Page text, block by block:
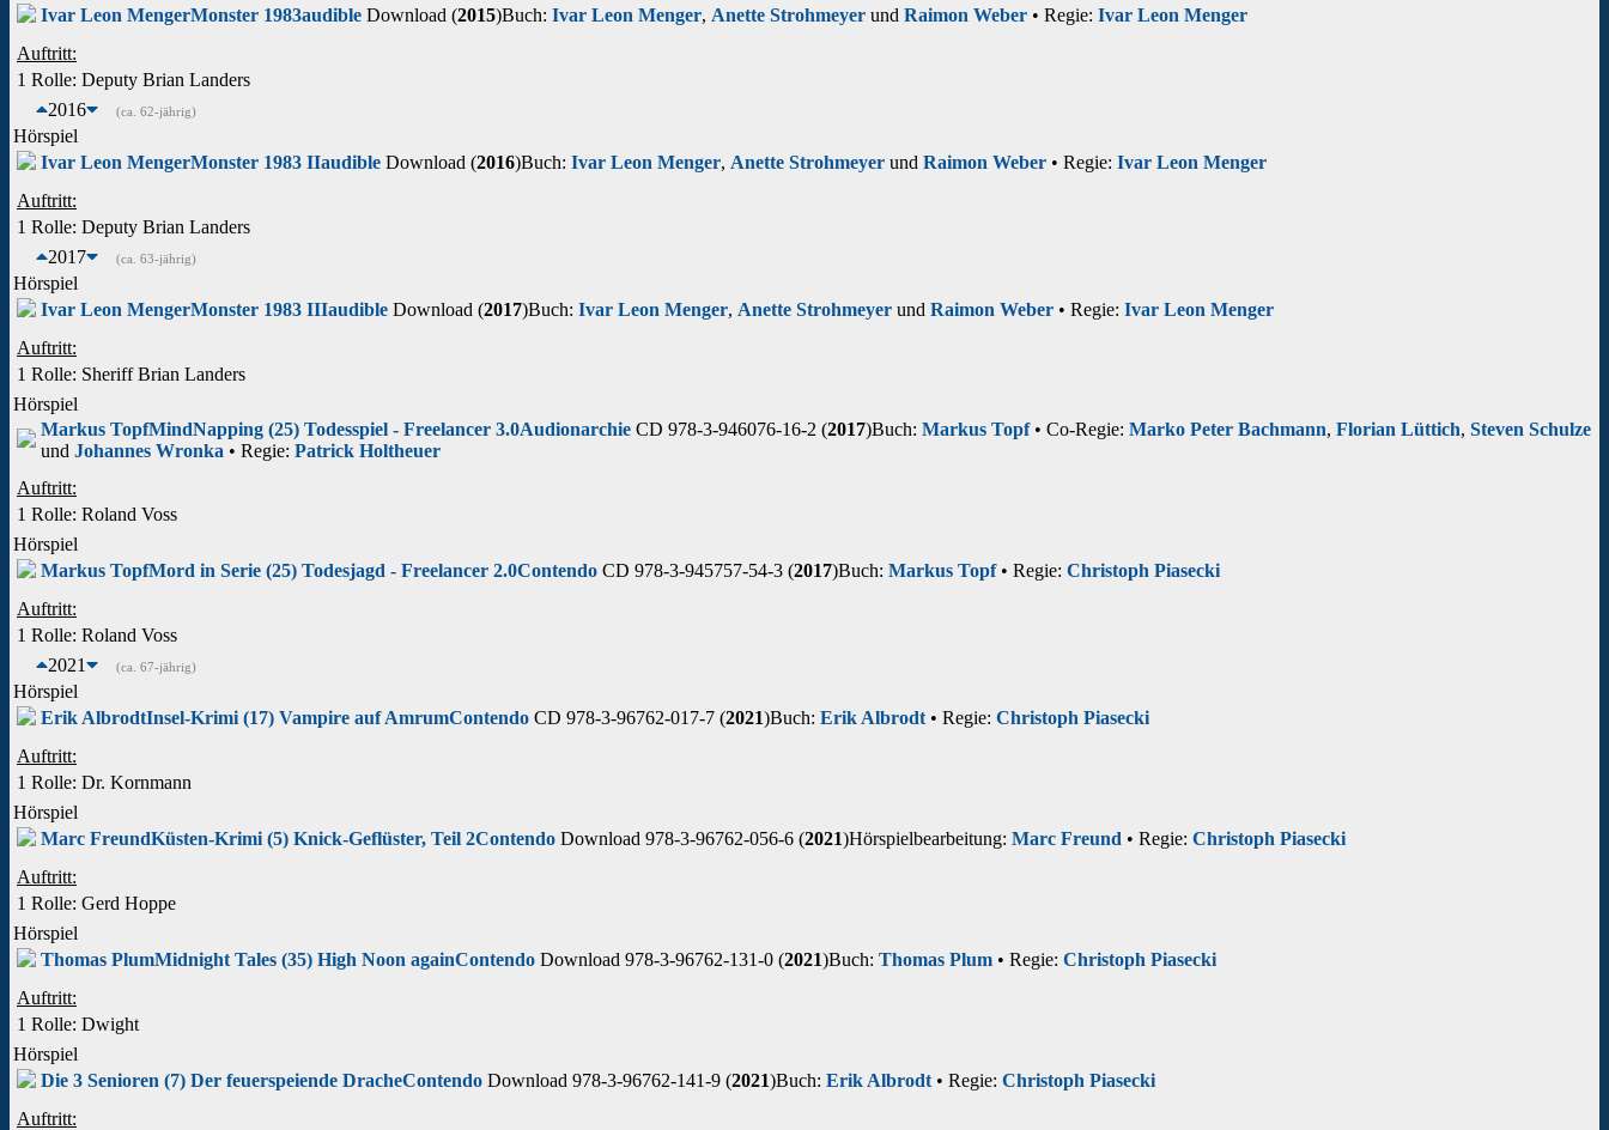
Ivar Leon MengerMonster 1983audible Download (2015)Buch: Ivar Leon Menger, Anette Strohmeyer und Raimon Weber • Regie: Ivar Leon Menger
Auftritt:
1 Rolle: Deputy Brian Landers
2016
(ca. 62-jährig)
Hörspiel
Ivar Leon MengerMonster 1983 IIaudible Download (2016)Buch: Ivar Leon Menger, Anette Strohmeyer und Raimon Weber • Regie: Ivar Leon Menger
Auftritt:
1 Rolle: Deputy Brian Landers
2017
(ca. 63-jährig)
Hörspiel
Ivar Leon MengerMonster 1983 IIIaudible Download (2017)Buch: Ivar Leon Menger, Anette Strohmeyer und Raimon Weber • Regie: Ivar Leon Menger
Auftritt:
1 Rolle: Sheriff Brian Landers
Hörspiel
Markus TopfMindNapping (25) Todesspiel - Freelancer 3.0Audionarchie CD 978-3-946076-16-2 (2017)Buch: Markus Topf• Co-Regie: Marko Peter Bachmann, Florian Lüttich, Steven Schulze
und Johannes Wronka • Regie: Patrick Holtheuer
Auftritt:
1 Rolle: Roland Voss
Hörspiel
Markus TopfMord in Serie (25) Todesjagd - Freelancer 2.0Contendo CD 978-3-945757-54-3 (2017)Buch: Markus Topf• Regie: Christoph Piasecki
Auftritt:
1 Rolle: Roland Voss
2021
(ca. 67-jährig)
Hörspiel
Erik AlbrodtInsel-Krimi (17) Vampire auf AmrumContendo CD 978-3-96762-017-7 (2021)Buch: Erik Albrodt • Regie: Christoph Piasecki
Auftritt:
1 Rolle: Dr. Kornmann
Hörspiel
Marc FreundKüsten-Krimi (5) Knick-Geflüster, Teil 2Contendo Download 978-3-96762-056-6 (2021)Hörspielbearbeitung: Marc Freund • Regie: Christoph Piasecki
Auftritt:
1 Rolle: Gerd Hoppe
Hörspiel
Thomas PlumMidnight Tales (35) High Noon againContendo Download 978-3-96762-131-0 (2021)Buch: Thomas Plum • Regie: Christoph Piasecki
Auftritt:
1 Rolle: Dwight
Hörspiel
Die 3 Senioren (7) Der feuerspeiende DracheContendo Download 978-3-96762-141-9 (2021)Buch: Erik Albrodt • Regie: Christoph Piasecki
Auftritt: